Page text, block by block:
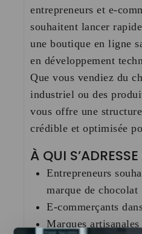
entrepreneurs et e-
souhaitent lancer
une boutique en ligne
en développement
Que vous vendiez du
industriel ou des
vous offre une
crédible et optimisée
À QUI
Entrepreneurs
marque de chocolat
E-commerçants
Marques